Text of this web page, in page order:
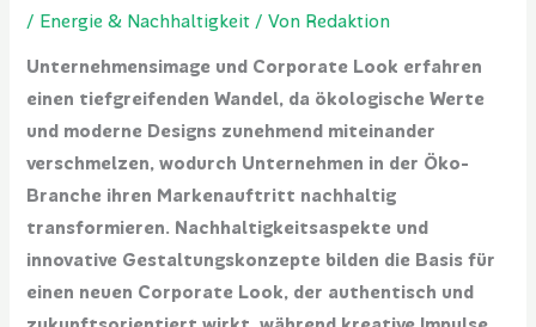
/ Energie & Nachhaltigkeit / Von Redaktion
Unternehmensimage und Corporate Look erfahren
einen tiefgreifenden Wandel, da ökologische Werte
und moderne Designs zunehmend miteinander
verschmelzen, wodurch Unternehmen in der Öko-
Branche ihren Markenauftritt nachhaltig
transformieren. Nachhaltigkeitsaspekte und
innovative Gestaltungskonzepte bilden die Basis für
einen neuen Corporate Look, der authentisch und